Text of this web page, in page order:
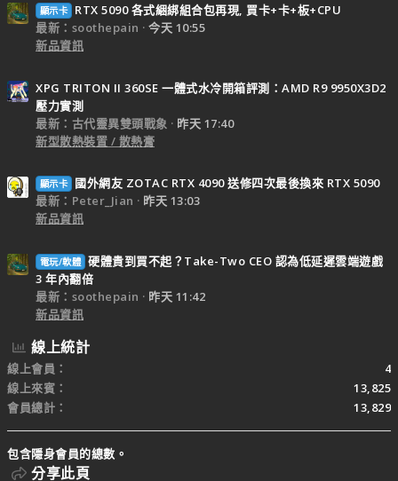
顯示卡
RTX 5090 各式綑綁組合包再現, 買卡+卡+板+CPU
最新：soothepain
今天 10:55
新品資訊
XPG TRITON II 360SE 一體式水冷開箱評測：AMD R9 9950X3D2
壓力實測
最新：古代靈異雙頭戰象
昨天 17:40
新型散熱裝置 / 散熱膏
顯示卡
國外網友 ZOTAC RTX 4090 送修四次最後換來 RTX 5090
最新：Peter_Jian
昨天 13:03
新品資訊
電玩/軟體 硬體貴到買不起？Take-Two CEO 認為低延遲雲端遊戲
3 年內翻倍
最新：soothepain
昨天 11:42
新品資訊
線上統計
線上會員
4
線上來賓
13,825
會員總計
13,829
包含隱身會員的總數。
分享此頁